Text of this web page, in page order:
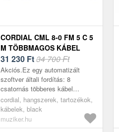
CORDIAL CML 8-0 FM 5 C 5
M TÖBBMAGOS KÁBEL
31 230 Ft34 700 Ft
Akciós.Ez egy automatizált
szoftver általi fordítás: 8
csatornás többeres kábel
nikkelezett XLR dugasz-XLR
anya csatlakozókkal a NEUTRIK
REAN cégtől. A jo...
cordial, hangszerek, tartozékok,
kábelek, black
muziker.hu